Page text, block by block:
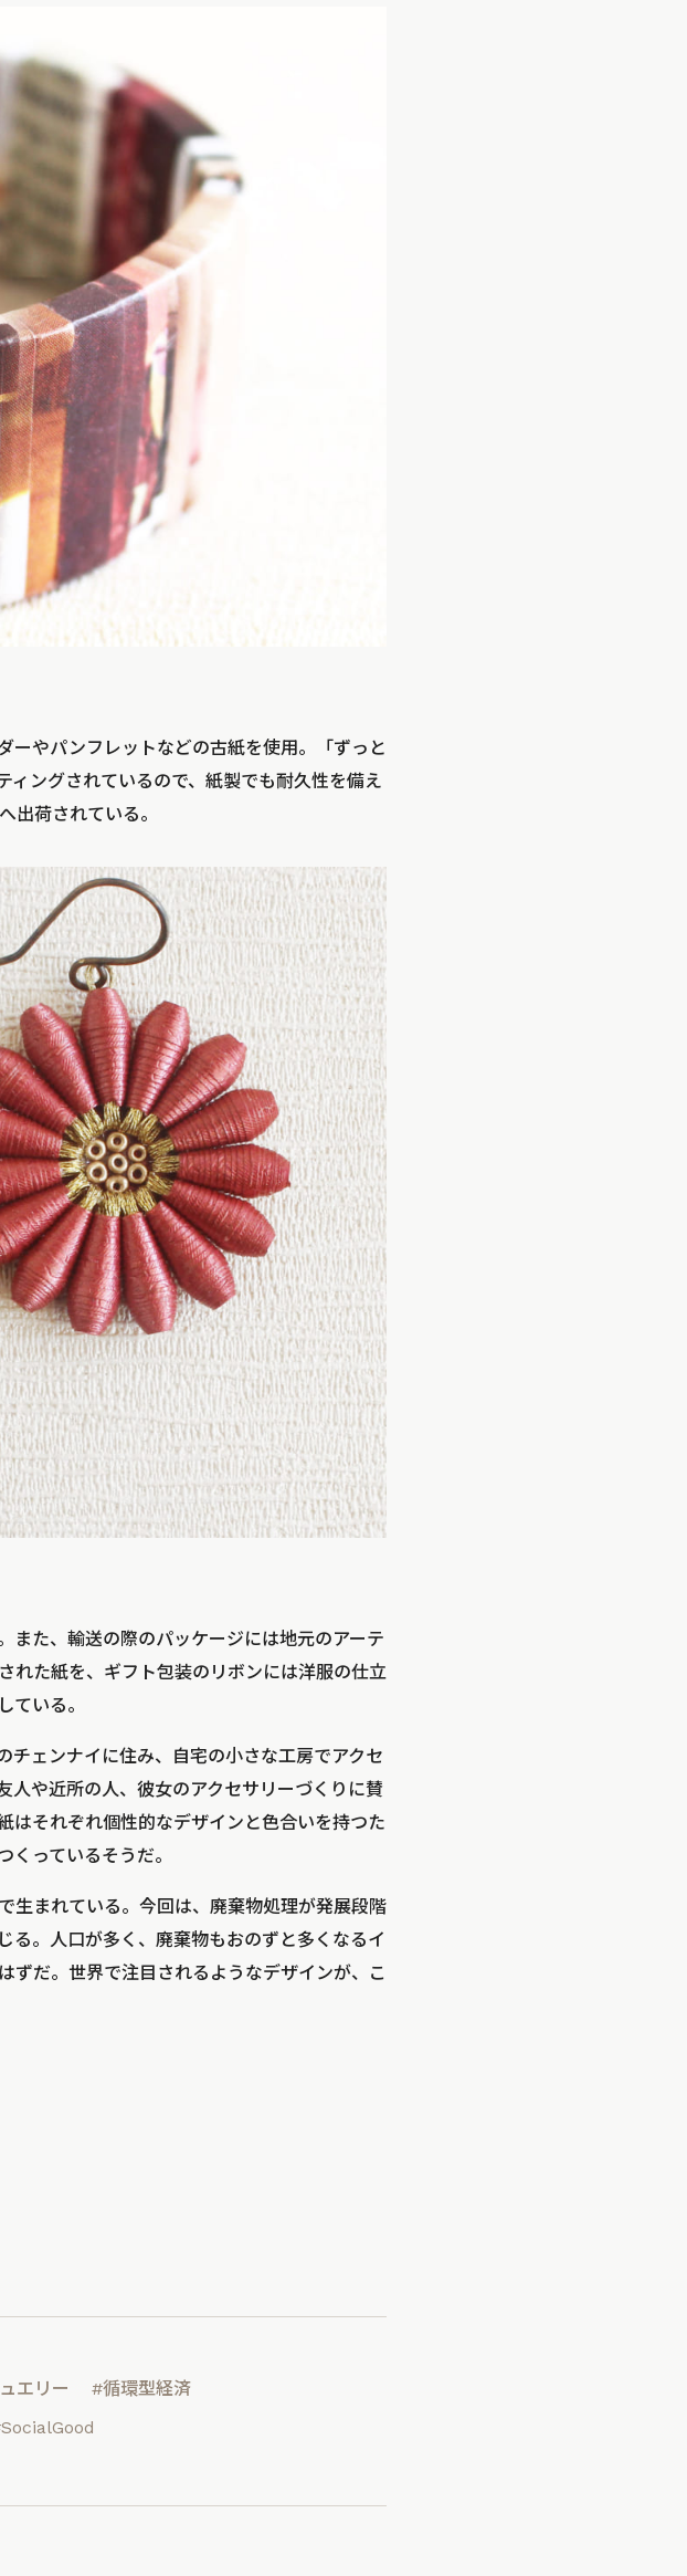
ーやパンフレットなどの古紙を使用。「ずっと
ィングされているので、紙製でも耐久性を備え
出荷されている。
また、輸送の際のパッケージには地元のアーテ
れた紙を、ギフト包装のリボンには洋服の仕立
ている。
ェンナイに住み、自宅の小さな工房でアクセ
人や近所の人、彼女のアクセサリーづくりに賛
はそれぞれ個性的なデザインと色合いを持つた
っているそうだ。
生まれている。今回は、廃棄物処理が発展段階
る。人口が多く、廃棄物もおのずと多くなるイ
ずだ。世界で注目されるようなデザインが、こ
エリー
#循環型経済